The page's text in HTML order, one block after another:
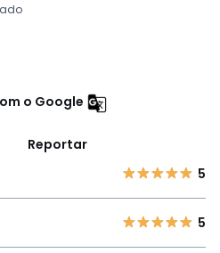
o Google
Reportar
5
5